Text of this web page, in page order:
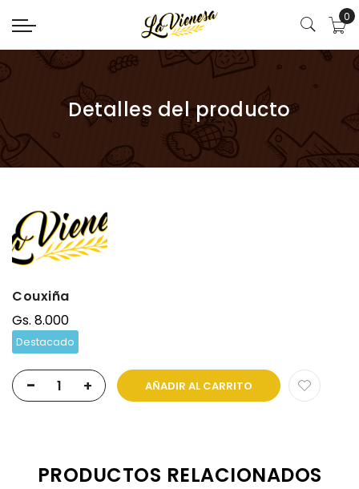
0
Detalles del producto
Couxiña
Gs. 8.000
Destacado
- + AÑADIR AL CARRITO
PRODUCTOS RELACIONADOS